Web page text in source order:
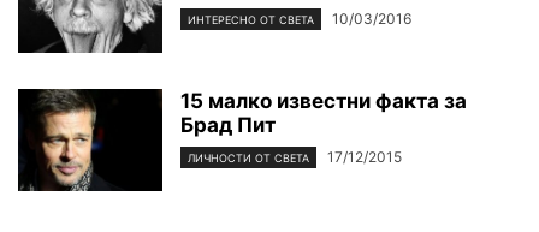
ИНТЕРЕСНО ОТ СВЕТА 10/03/2016
15 малко известни факта за
Брад Пит
ЛИЧНОСТИ ОТ СВЕТА 17/12/2015